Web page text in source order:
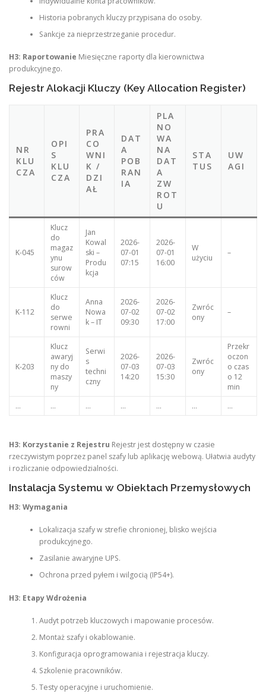
Historia pobranych kluczy przypisana do osoby.
Sankcje za nieprzestrzeganie procedur.
H3: Raportowanie Miesięczne raporty dla kierownictwa
produkcyjnego.
Rejestr Alokacji Kluczy (Key Allocation Register)
NR
KLU
CZA
OPI
S
KLU
CZA
PRA
CO
WNI
K /
DZI
AŁ
DAT
A
POB
RAN
IA
PLA
NO
WA
NA
DAT
A
ZW
ROT
U
STA
TUS
UW
AGI
K-045
Klucz
do
magaz
ynu
surow
ców
Jan
Kowal
ski –
Produ
kcja
2026-
07-01
07:15
2026-
07-01
16:00
W
użyciu
–
K-112
Klucz
do
serwe
rowni
Anna
Nowa
k – IT
2026-
07-02
09:30
2026-
07-02
17:00
Zwróc
ony
–
K-203
Klucz
awaryj
ny do
maszy
ny
Serwi
s
techni
czny
2026-
07-03
14:20
2026-
07-03
15:30
Zwróc
ony
Przekr
oczon
o czas
o 12
min
…
… … … … … …
H3: Korzystanie z Rejestru Rejestr jest dostępny w czasie
rzeczywistym poprzez panel szafy lub aplikację webową. Ułatwia audyty
i rozliczanie odpowiedzialności.
Instalacja Systemu w Obiektach Przemysłowych
H3: Wymagania
Lokalizacja szafy w strefie chronionej, blisko wejścia
produkcyjnego.
Zasilanie awaryjne UPS.
Ochrona przed pyłem i wilgocią (IP54+).
H3: Etapy Wdrożenia
Audyt potrzeb kluczowych i mapowanie procesów.
Montaż szafy i okablowanie.
Konfiguracja oprogramowania i rejestracja kluczy.
Szkolenie pracowników.
Testy operacyjne i uruchomienie.